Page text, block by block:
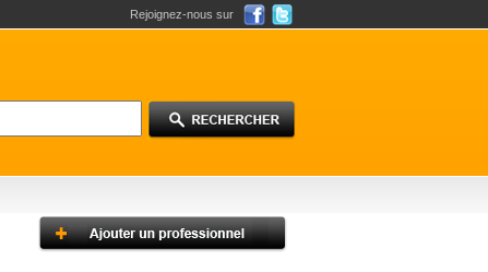
Rejoignez-nous sur